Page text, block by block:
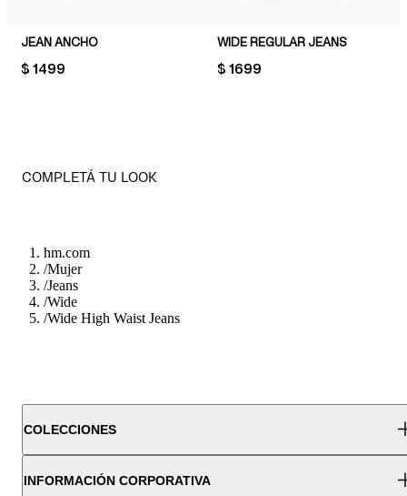
JEAN ANCHO
PRICE:
$ 1499
WIDE REGULAR JEANS
PRICE:
$ 1699
COMPLETÁ TU LOOK
hm.com
/Mujer
/Jeans
/Wide
/Wide High Waist Jeans
COLECCIONES
INFORMACIÓN CORPORATIVA